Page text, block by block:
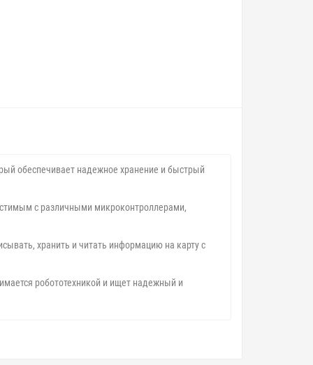
обеспечивает надежное хранение и быстрый
с различными микроконтроллерами,
хранить и читать информацию на карту с
робототехникой и ищет надежный и